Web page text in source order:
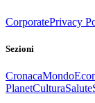
CorporatePrivacy
Sezioni
CronacaMondo
PlanetCulturaSalute